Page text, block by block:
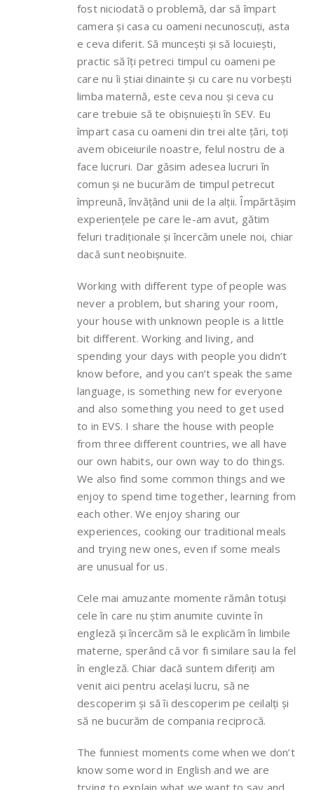
fost niciodată o problemă, dar să împart
camera și casa cu oameni necunoscuți, asta
e ceva diferit. Să muncești și să locuiești,
practic să îți petreci timpul cu oameni pe
care nu îi știai dinainte și cu care nu vorbești
limba maternă, este ceva nou și ceva cu
care trebuie să te obișnuiești în SEV. Eu
împart casa cu oameni din trei alte țări, toți
avem obiceiurile noastre, felul nostru de a
face lucruri. Dar găsim adesea lucruri în
comun și ne bucurăm de timpul petrecut
împreună, învățând unii de la alții. Împărtășim
experiențele pe care le-am avut, gătim
feluri tradiționale și încercăm unele noi, chiar
dacă sunt neobișnuite.
Working with different type of people was
never a problem, but sharing your room,
your house with unknown people is a little
bit different. Working and living, and
spending your days with people you didn’t
know before, and you can’t speak the same
language, is something new for everyone
and also something you need to get used
to in EVS. I share the house with people
from three different countries, we all have
our own habits, our own way to do things.
We also find some common things and we
enjoy to spend time together, learning from
each other. We enjoy sharing our
experiences, cooking our traditional meals
and trying new ones, even if some meals
are unusual for us.
Cele mai amuzante momente rămân totuși
cele în care nu știm anumite cuvinte în
engleză și încercăm să le explicăm în limbile
materne, sperând că vor fi similare sau la fel
în engleză. Chiar dacă suntem diferiți am
venit aici pentru același lucru, să ne
descoperim și să îi descoperim pe ceilalți și
să ne bucurăm de compania reciprocă.
The funniest moments come when we don’t
know some word in English and we are
trying to explain what we want to say and